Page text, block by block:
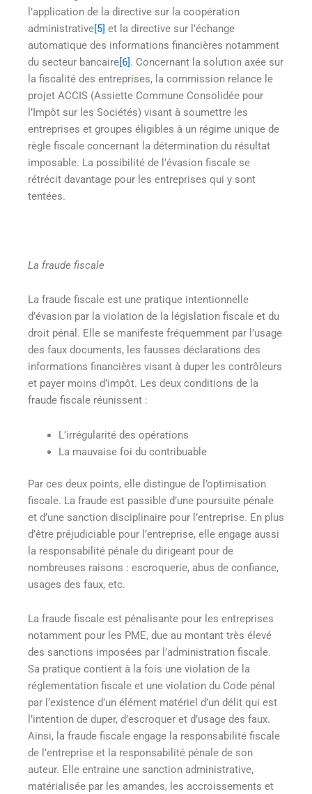
l’application de la directive sur la coopération
administrative[5] et la directive sur l’échange
automatique des informations financières notamment
du secteur bancaire[6]. Concernant la solution axée sur
la fiscalité des entreprises, la commission relance le
projet ACCIS (Assiette Commune Consolidée pour
l’Impôt sur les Sociétés) visant à soumettre les
entreprises et groupes éligibles à un régime unique de
règle fiscale concernant la détermination du résultat
imposable. La possibilité de l’évasion fiscale se
rétrécit davantage pour les entreprises qui y sont
tentées.
La fraude fiscale
La fraude fiscale est une pratique intentionnelle
d’évasion par la violation de la législation fiscale et du
droit pénal. Elle se manifeste fréquemment par l’usage
des faux documents, les fausses déclarations des
informations financières visant à duper les contrôleurs
et payer moins d’impôt. Les deux conditions de la
fraude fiscale réunissent :
L’irrégularité des opérations
La mauvaise foi du contribuable
Par ces deux points, elle distingue de l’optimisation
fiscale. La fraude est passible d’une poursuite pénale
et d’une sanction disciplinaire pour l’entreprise. En plus
d’être préjudiciable pour l’entreprise, elle engage aussi
la responsabilité pénale du dirigeant pour de
nombreuses raisons : escroquerie, abus de confiance,
usages des faux, etc.
La fraude fiscale est pénalisante pour les entreprises
notamment pour les PME, due au montant très élevé
des sanctions imposées par l’administration fiscale.
Sa pratique contient à la fois une violation de la
réglementation fiscale et une violation du Code pénal
par l’existence d’un élément matériel d’un délit qui est
l’intention de duper, d’escroquer et d’usage des faux.
Ainsi, la fraude fiscale engage la responsabilité fiscale
de l’entreprise et la responsabilité pénale de son
auteur. Elle entraine une sanction administrative,
matérialisée par les amandes, les accroissements et